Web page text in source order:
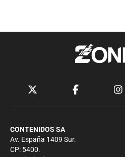
CONTENIDOS SA
Av. España 1409 Sur.
CP: 5400.